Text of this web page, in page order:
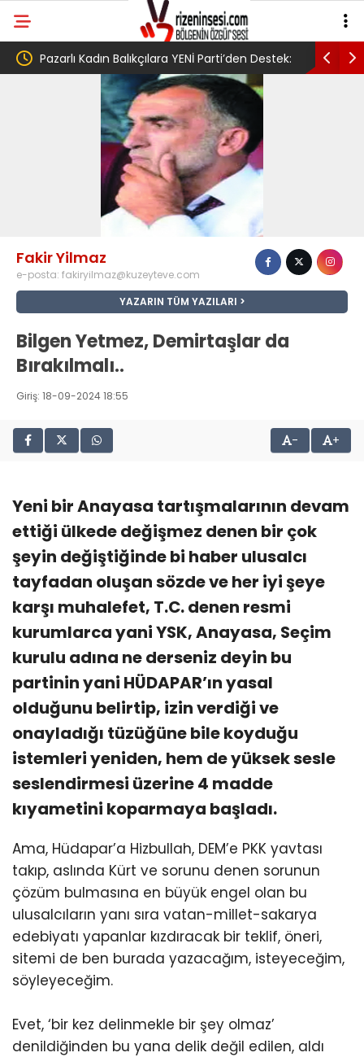
Pazarlı Kadın Balıkçılara YENİ Parti’den Destek:
‘Bu Mücadelede Yanınızdayız!’
AV. Süzen
Fakir Yilmaz
e-posta: fakiryilmaz@kuzeyteve.com
YAZARIN TÜM YAZILARI
Bilgen Yetmez, Demirtaşlar da
Bırakılmalı..
Giriş: 18-09-2024 18:55
- +
Yeni bir Anayasa tartışmalarının devam
ettiği ülkede değişmez denen bir çok
şeyin değiştiğinde bi haber ulusalcı
tayfadan oluşan sözde ve her iyi şeye
karşı muhalefet, T.C. denen resmi
kurumlarca yani YSK, Anayasa, Seçim
kurulu adına ne derseniz deyin bu
partinin yani HÜDAPAR’ın yasal
olduğunu belirtip, izin verdiği ve
onayladığı tüzüğüne bile koyduğu
istemleri yeniden, hem de yüksek sesle
seslendirmesi üzerine 4 madde
kıyametini koparmaya başladı.
Ama, Hüdapar’a Hizbullah, DEM’e PKK yavtası
takıp, aslında Kürt ve sorunu denen sorunun
çözüm bulmasına en büyük engel olan bu
ulusalcıların yanı sıra vatan-millet-sakarya
edebiyatı yapanlar kızdıracak bir teklif, öneri,
sitemi de ben burada yazacağım, isteyeceğim,
söyleyeceğim.
Evet, ‘bir kez delinmekle bir şey olmaz’
denildiğinden bu yana delik değil edilen, aldı